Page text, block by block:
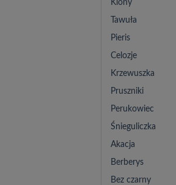
Klony
Tawuła
Pieris
Celozje
Krzewuszka
Pruszniki
Perukowiec
Śnieguliczka
Akacja
Berberys
Bez czarny